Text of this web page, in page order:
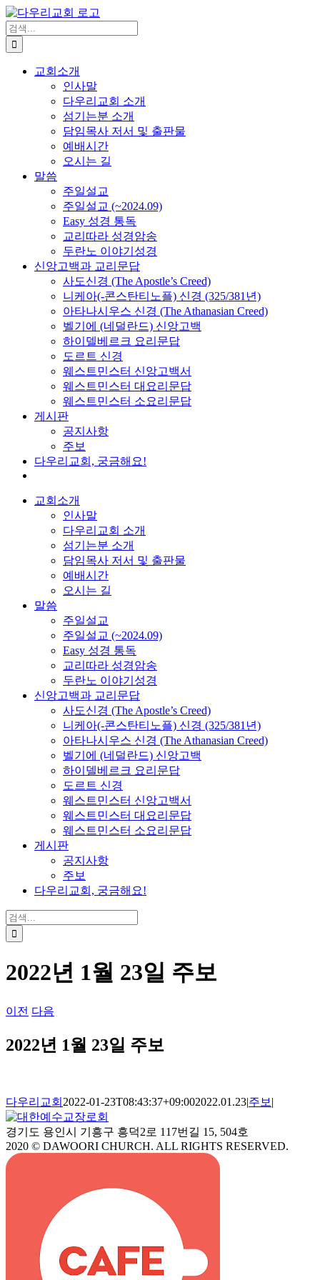
Skip
to
content
검
색
...
교회소개
인사말
다우리교회 소개
섬기는분 소개
담임목사 저서 및 출판물
예배시간
오시는 길
말씀
주일설교
주일설교 (~2024.09)
Easy 성경 통독
교리따라 성경암송
두란노 이야기성경
신앙고백과 교리문답
사도신경 (The Apostle’s Creed)
니케아(-콘스탄티노플) 신경 (325/381년)
아타나시우스 신경 (The Athanasian Creed)
벨기에 (네덜란드) 신앙고백
하이델베르크 요리문답
도르트 신경
웨스트민스터 신앙고백서
웨스트민스터 대요리문답
웨스트민스터 소요리문답
게시판
공지사항
주보
다우리교회, 궁금해요!
교회소개
인사말
다우리교회 소개
섬기는분 소개
담임목사 저서 및 출판물
예배시간
오시는 길
말씀
주일설교
주일설교 (~2024.09)
Easy 성경 통독
교리따라 성경암송
두란노 이야기성경
신앙고백과 교리문답
사도신경 (The Apostle’s Creed)
니케아(-콘스탄티노플) 신경 (325/381년)
아타나시우스 신경 (The Athanasian Creed)
벨기에 (네덜란드) 신앙고백
하이델베르크 요리문답
도르트 신경
웨스트민스터 신앙고백서
웨스트민스터 대요리문답
웨스트민스터 소요리문답
게시판
공지사항
주보
다우리교회, 궁금해요!
검
색
...
2022년 1월 23일 주보
이전 다음
2022년 1월 23일 주보
다우리교회 2022-01-23T08:43:37+09:002022.01.23|주보 |
경기도 용인시 기흥구 흥덕2로 117번길 15, 504호
2020 © DAWOORI CHURCH. ALL RIGHTS RESERVED.
YouTube
Facebook
Cafe